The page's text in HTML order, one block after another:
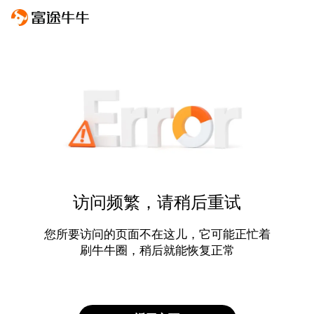
访问频繁，请稍后重试
您所要访问的页面不在这儿，它可能正忙着
刷牛牛圈，稍后就能恢复正常